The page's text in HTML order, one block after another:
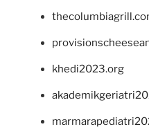
khedi2023.org